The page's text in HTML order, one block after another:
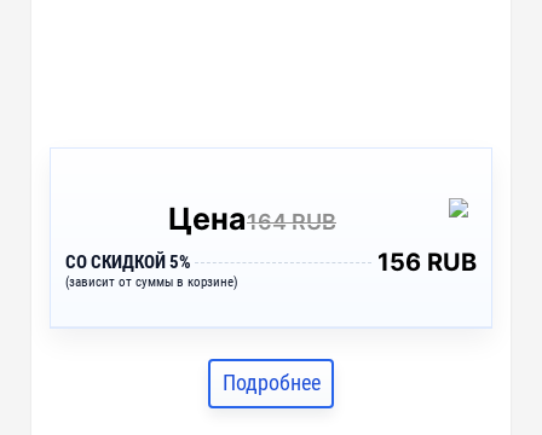
Цена164 RUB
СО СКИДКОЙ 5%
(зависит от суммы в корзине)
156 RUB
Подробнее